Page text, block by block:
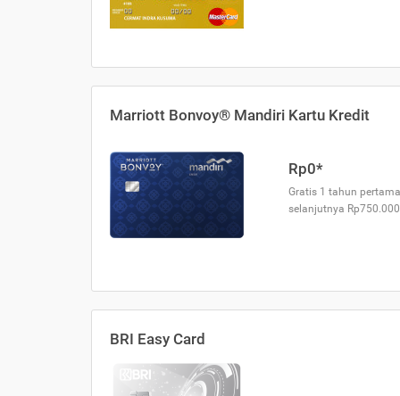
Marriott Bonvoy® Mandiri Kartu Kredit
Rp0*
Gratis 1 tahun
selanjutnya
BRI Easy Card